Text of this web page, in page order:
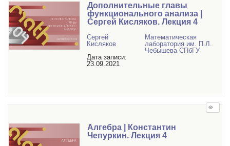
Дополнительные главы
функционального анализа |
Сергей Кисляков. Лекция 4
Сергей
Кисляков
Дата записи:
23.09.2021
Математичеcкая
лаборатория им. П.Л.
Чебышева СПбГУ
Алгебра | Константин
Чепуркин. Лекция 4